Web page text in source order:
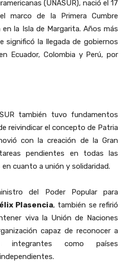
(UNASUR), nació el 17
marco de la Primera Cumbre
en la Isla de Margarita. Años más
significó la llegada de gobiernos
Ecuador, Colombia y Perú, por
también tuvo fundamentos
reivindicar el concepto de Patria
con la creación de la Gran
pendientes en todas las
cuanto a unión y solidaridad.
del Poder Popular para
Plasencia, también se refirió
viva la Unión de Naciones
capaz de reconocer a
integrantes como países